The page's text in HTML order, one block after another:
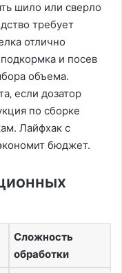
шило или сверло
требует
отлично
и посев
объема.
если дозатор
по сборке
Лайфхак с
бюджет.
Сложность
обработки